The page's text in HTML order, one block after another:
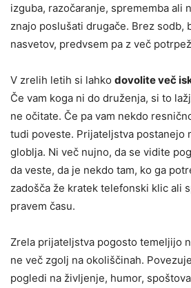
izguba, razočaranje, sprememba ali
znajo poslušati drugače. Brez sodb,
nasvetov, predvsem pa z več
V zrelih letih si lahko dovolite več
Če vam koga ni do druženja, si to
ne očitate. Če pa vam nekdo
tudi poveste. Prijateljstva postanejo
globlja. Ni več nujno, da se vidite
da veste, da je nekdo tam, ko ga
zadošča že kratek telefonski klic ali
pravem času.
Zrela prijateljstva pogosto temeljijo
ne več zgolj na okoliščinah.
pogledi na življenje, humor,